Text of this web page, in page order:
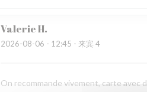
ValerieH
2026-08-06 - 12:45 - 来宾 4
On recommande vivement, carte avec